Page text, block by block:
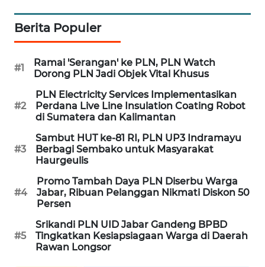
Berita Populer
#1
Ramai 'Serangan' ke PLN, PLN Watch
Dorong PLN Jadi Objek Vital Khusus
#2
PLN Electricity Services Implementasikan
Perdana Live Line Insulation Coating Robot
di Sumatera dan Kalimantan
#3
Sambut HUT ke-81 RI, PLN UP3 Indramayu
Berbagi Sembako untuk Masyarakat
Haurgeulis
#4
Promo Tambah Daya PLN Diserbu Warga
Jabar, Ribuan Pelanggan Nikmati Diskon 50
Persen
#5
Srikandi PLN UID Jabar Gandeng BPBD
Tingkatkan Kesiapsiagaan Warga di Daerah
Rawan Longsor
PADANG
LAWAS
WN
SUMEDANG
WN
CIANJUR
WN
KEPULAUAN
WN
WN